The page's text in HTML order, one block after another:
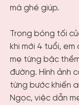
mà ghé giúp.
Trong bóng tối
khi mới 4 tuổi,
mẹ từng bậc
đường. Hình ảnh
từng bước khiến
Ngọc, việc dẫn